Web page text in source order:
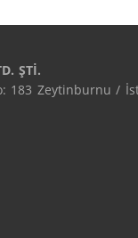
ŞTİ.
183 Zeytinburnu /